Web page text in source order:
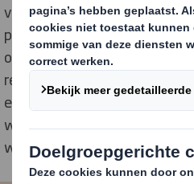
voor het belang van een
proberen we circulariteit nog
ons bedrijfsmodel. Via dit
recyclen we oud papier om er
en verpakkingen van te
worden na gebruik weer
waardevolle grondstof